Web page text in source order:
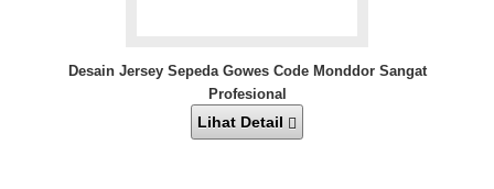
Desain Jersey Sepeda Gowes Code Monddor Sangat
Profesional
Lihat Detail